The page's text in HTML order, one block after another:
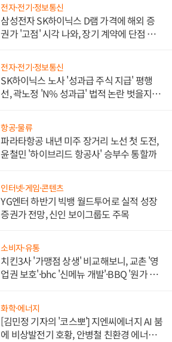
전자·전기·정보통신
삼성전자 SK하이닉스 D램 가격에 해외 증
권가 '고점' 시각 나와, 장기 계약에 단점 부
전자·전기·정보통신
SK하이닉스 노사 '성과급 주식 지급' 평행
선, 곽노정 'N% 성과급' 법적 논란 벗을지 주
항공·물류
파라타항공 내년 미주 장거리 노선 첫 도전,
윤철민 '하이브리드 항공사' 승부수 통할까
인터넷·게임·콘텐츠
YG엔터 하반기 빅뱅 월드투어로 실적 성장
증권가 전망, 신인 보이그룹도 주목
소비자·유통
치킨3사 '가맹점 상생' 비교해보니, 교촌 '영
업권 보호'·bhc '신메뉴 개발'·BBQ '원가 부
화학·에너지
[김민정 기자의 '코스뽀'] 지엔씨에너지 AI 붐
에 비상발전기 호황, 안병철 친환경 에너지